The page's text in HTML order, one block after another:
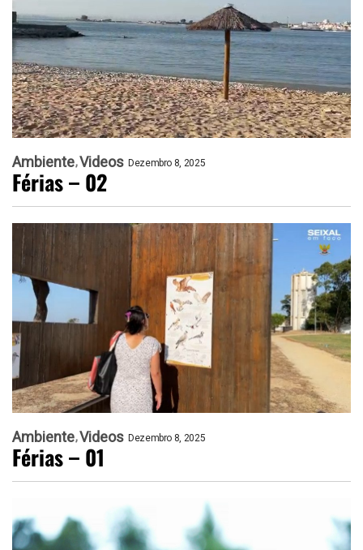
Ambiente Videos Dezembro 8, 2025
Férias – 02
Ambiente Videos Dezembro 8, 2025
Férias – 01